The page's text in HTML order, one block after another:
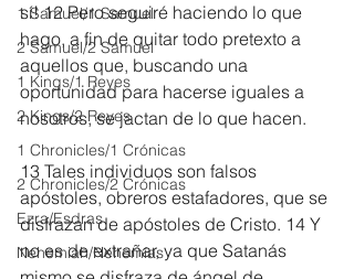
1 Samuel/1 Samuel
2 Samuel/2 Samuel
1 Kings/1 Reyes
2 Kings/2 Reyes
1 Chronicles/1 Crónicas
2 Chronicles/2 Crónicas
Ezra/Esdras
Nehemiah/Nehemías
sí! 12 Pero seguiré haciendo lo que
hago, a fin de quitar todo pretexto a
aquellos que, buscando una
oportunidad para hacerse iguales a
nosotros, se jactan de lo que hacen.
13 Tales individuos son falsos
apóstoles, obreros estafadores, que se
disfrazan de apóstoles de Cristo. 14 Y
no es de extrañar, ya que Satanás